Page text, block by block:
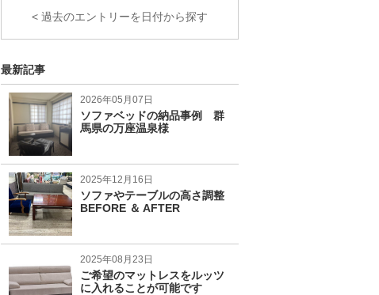
< 過去のエントリーを日付から探す
最新記事
2026年05月07日
ソファベッドの納品事例 群
馬県の万座温泉様
2025年12月16日
ソファやテーブルの高さ調整
BEFORE ＆ AFTER
2025年08月23日
ご希望のマットレスをルッツ
に入れることが可能です